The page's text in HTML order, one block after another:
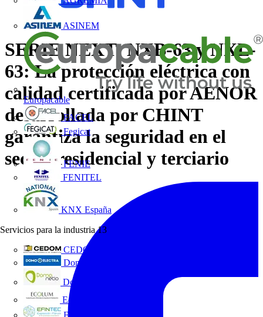
ASINEM
Europacable
FACEL
Fegicat
FENIE
FENITEL
KNX España
Servicios para la industria 13
CEDOM
Domo Electra
Domonetio
Ecolum
Efintec
SERIE NEXT: NXB-63 y NXL-
63: La protección eléctrica con
calidad certificada por AENOR
desarrollada por CHINT
garantiza la seguridad en el
sector residencial y terciario